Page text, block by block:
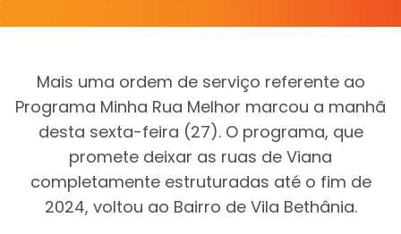
Mais uma ordem de serviço referente ao
Programa Minha Rua Melhor marcou a manhã
desta sexta-feira (27). O programa, que
promete deixar as ruas de Viana
completamente estruturadas até o fim de
2024, voltou ao Bairro de Vila Bethânia.